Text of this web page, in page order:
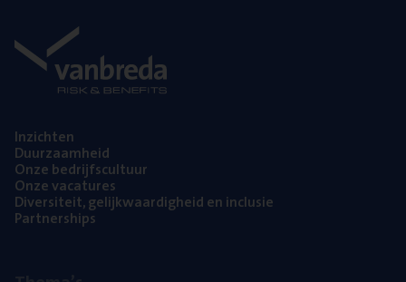
Inzich­ten
Duur­zaam­heid
Onze bedrijfs­cul­tuur
Onze vaca­tu­res
Diver­si­teit, gelijk­waar­dig­heid en inclusie
Part­ner­ships